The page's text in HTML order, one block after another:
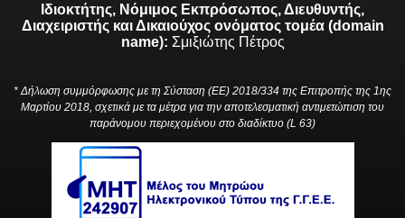
Ιδιοκτήτης, Νόμιμος Εκπρόσωπος, Διευθυντής,
Διαχειριστής και Δικαιούχος ονόματος τομέα (domain
name): Σμιξιώτης Πέτρος
* Δήλωση συμμόρφωσης με τη Σύσταση (ΕΕ) 2018/334 της Επιτροπής της 1ης
Μαρτίου 2018, σχετικά με τα μέτρα για την αποτελεσματική αντιμετώπιση του
παράνομου περιεχομένου στο διαδίκτυο (L 63)